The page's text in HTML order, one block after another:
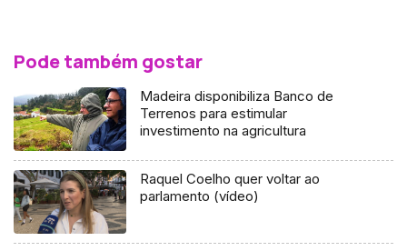
Pode também gostar
Madeira disponibiliza Banco de
Terrenos para estimular
investimento na agricultura
Raquel Coelho quer voltar ao
parlamento (vídeo)